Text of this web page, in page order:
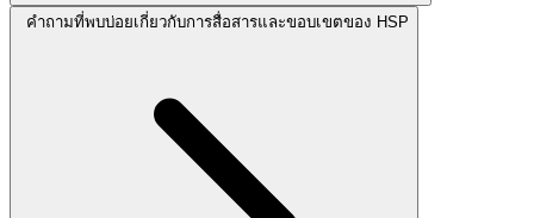
คำถามที่พบบ่อยเกี่ยวกับการสื่อสารและขอบเขตของ HSP